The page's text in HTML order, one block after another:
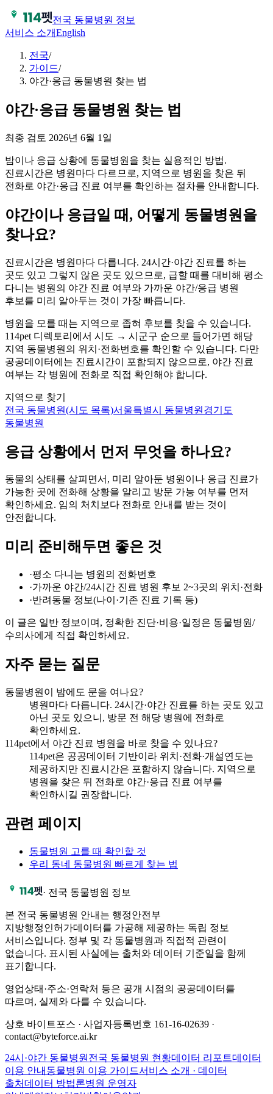
전국 동물병원 정보
서비스 소개English
전국/
가이드/
야간·응급 동물병원 찾는 법
야간·응급 동물병원 찾는 법
최종 검토 2026년 6월 1일
밤이나 응급 상황에 동물병원을 찾는 실용적인 방법.
진료시간은 병원마다 다르므로, 지역으로 병원을 찾은 뒤
전화로 야간·응급 진료 여부를 확인하는 절차를 안내합니다.
야간이나 응급일 때, 어떻게 동물병원을
찾나요?
진료시간은 병원마다 다릅니다. 24시간·야간 진료를 하는
곳도 있고 그렇지 않은 곳도 있으므로, 급할 때를 대비해 평소
다니는 병원의 야간 진료 여부와 가까운 야간/응급 병원
후보를 미리 알아두는 것이 가장 빠릅니다.
병원을 모를 때는 지역으로 좁혀 후보를 찾을 수 있습니다.
114pet 디렉토리에서 시도 → 시군구 순으로 들어가면 해당
지역 동물병원의 위치·전화번호를 확인할 수 있습니다. 다만
공공데이터에는 진료시간이 포함되지 않으므로, 야간 진료
여부는 각 병원에 전화로 직접 확인해야 합니다.
지역으로 찾기
전국 동물병원(시도 목록)서울특별시 동물병원 경기도
동물병원
응급 상황에서 먼저 무엇을 하나요?
동물의 상태를 살피면서, 미리 알아둔 병원이나 응급 진료가
가능한 곳에 전화해 상황을 알리고 방문 가능 여부를 먼저
확인하세요. 임의 처치보다 전화로 안내를 받는 것이
안전합니다.
미리 준비해두면 좋은 것
·평소 다니는 병원의 전화번호
·가까운 야간/24시간 진료 병원 후보 2~3곳의 위치·전화
·반려동물 정보(나이·기존 진료 기록 등)
이 글은 일반 정보이며, 정확한 진단·비용·일정은 동물병원/
수의사에게 직접 확인하세요.
자주 묻는 질문
동물병원이 밤에도 문을 여나요?
병원마다 다릅니다. 24시간·야간 진료를 하는 곳도 있고
아닌 곳도 있으니, 방문 전 해당 병원에 전화로
확인하세요.
114pet에서 야간 진료 병원을 바로 찾을 수 있나요?
114pet은 공공데이터 기반이라 위치·전화·개설연도는
제공하지만 진료시간은 포함하지 않습니다. 지역으로
병원을 찾은 뒤 전화로 야간·응급 진료 여부를
확인하시길 권장합니다.
관련 페이지
동물병원 고를 때 확인할 것
우리 동네 동물병원 빠르게 찾는 법
· 전국 동물병원 정보
본 전국 동물병원 안내는 행정안전부
지방행정인허가데이터를 가공해 제공하는 독립 정보
서비스입니다. 정부 및 각 동물병원과 직접적 관련이
없습니다. 표시된 사실에는 출처와 데이터 기준일을 함께
표기합니다.
영업상태·주소·연락처 등은 공개 시점의 공공데이터를
따르며, 실제와 다를 수 있습니다.
상호 바이트포스 · 사업자등록번호 161-16-02639 ·
contact@byteforce.ai.kr
24시·야간 동물병원 전국 동물병원 현황데이터 리포트데이터
이용 안내 동물병원 이용 가이드서비스 소개 · 데이터
출처데이터 방법론병원 운영자